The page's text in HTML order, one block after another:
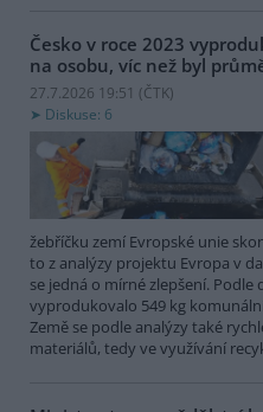
Česko v roce 2023
na osobu, víc než byl
27.7.2026 19:51 (ČTK)
Diskuse: 6
žebříčku zemí Evropské unie
to z analýzy projektu Evropa v
se jedná o mírné zlepšení. Podle
vyprodukovalo 549 kg
Země se podle analýzy také
materiálů, tedy ve využívání